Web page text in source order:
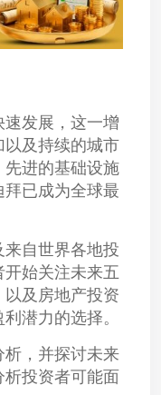
发展，这一增
及持续的城市
进的基础设施
已成为全球最
自世界各地投
始关注未来五
及房地产投资
潜力的选择。
，并探讨未来
投资者可能面